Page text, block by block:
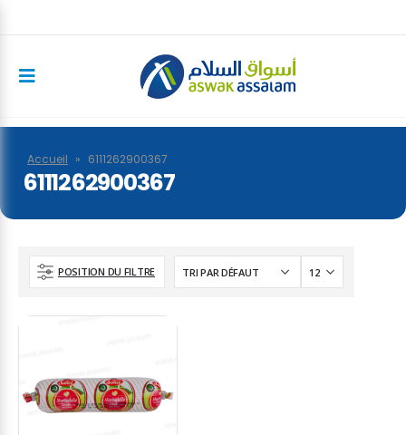
Accueil » 6111262900367
6111262900367
POSITION DU FILTRE